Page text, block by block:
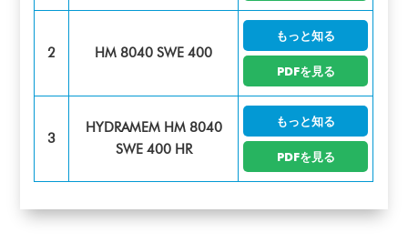
2 HM 8040 SWE 400
もっと知る
PDFを見る
3
HYDRAMEM HM 8040
SWE 400 HR
もっと知る
PDFを見る